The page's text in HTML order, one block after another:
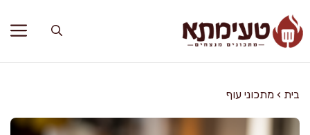
לתוכן
בית › מתכוני עוף